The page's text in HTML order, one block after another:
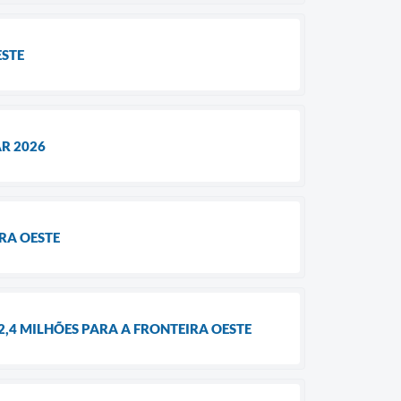
2026
OESTE
MILHÕES PARA A FRONTEIRA OESTE